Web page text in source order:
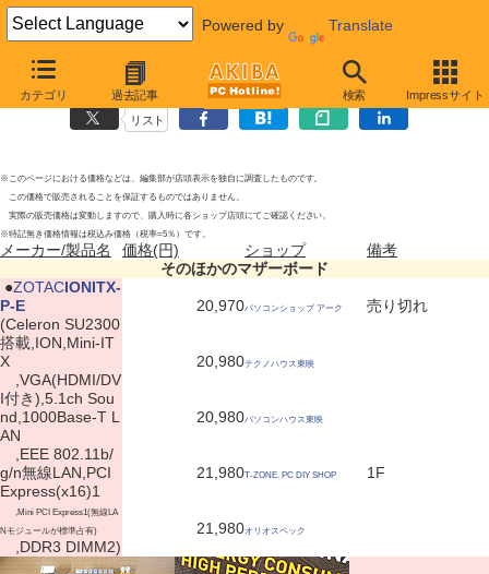
Powered by Translate
カテゴリ 過去記事 検索 Impressサイト
そのほかのマザーボードの新製品 2010年9月18日号
リスト
※このページにおける価格などは、編集部が店頭表示を独自に調査したものです。
この価格で販売されることを保証するものではありません。
実際の販売価格は変動しますので、購入時に各ショップ店頭にてご確認ください。
※特記無き価格情報は税込み価格（税率=5％）です。
メーカー/製品名 価格(円) ショップ
備考
そのほかのマザーボード
●ZOTACIONITX-
P-E
(Celeron SU2300
搭載,ION,Mini-IT
X
,VGA(HDMI/DV
I付き),5.1ch Sou
nd,1000Base-T L
AN
,EEE 802.11b/
g/n無線LAN,PCI
Express(x16)1
,Mini PCI Express1(無線LA
Nモジュールが標準占有)
,DDR3 DIMM2)
20,970パソコンショップ アーク 売り切れ
20,980テクノハウス東映
20,980パソコンハウス東映
21,980T-ZONE. PC DIY SHOP 1F
21,980オリオスペック